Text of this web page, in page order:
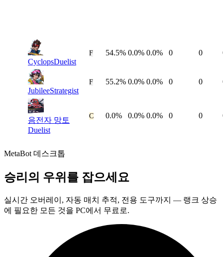
CyclopsDuelist
F 54.5% 0.0% 0.0% 0 0
JubileeStrategist
F 55.2% 0.0% 0.0% 0 0
음전자 망토
Duelist
C 0.0% 0.0% 0.0% 0 0
MetaBot 데스크톱
승리의 우위를 잡으세요
실시간 오버레이, 자동 매치 추적, 전용 도구까지 — 랭크 상승
에 필요한 모든 것을 PC에서 무료로.